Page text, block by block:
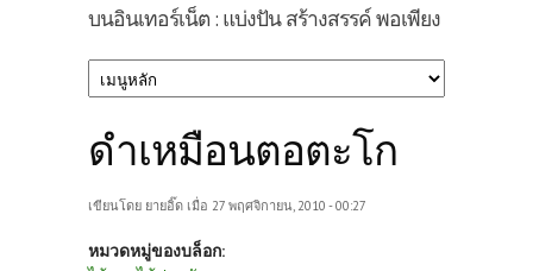
บนอินเทอร์เน็ต : แบ่งปัน สร้างสรรค์ พอเพียง
ดำเหมือนตอตะโก
เขียนโดย ยายอิ๊ด เมื่อ 27 พฤศจิกายน, 2010 - 00:27
หมวดหมู่ของบล็อก: